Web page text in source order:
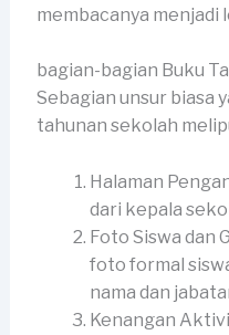
membacanya menjadi
bagian-bagian Buku
Sebagian unsur biasa
tahunan sekolah
Halaman
dari kepala
Foto Siswa dan
foto formal
nama dan
Kenangan